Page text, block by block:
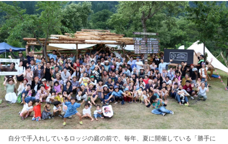
自分で手入れしているロッジの庭の前で、毎年、夏に開催している「勝手に